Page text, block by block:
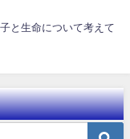
と生命について考えて